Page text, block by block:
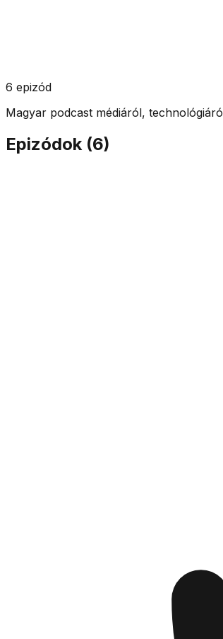
6 epizód
Magyar podcast médiáról,
Epizódok (6)